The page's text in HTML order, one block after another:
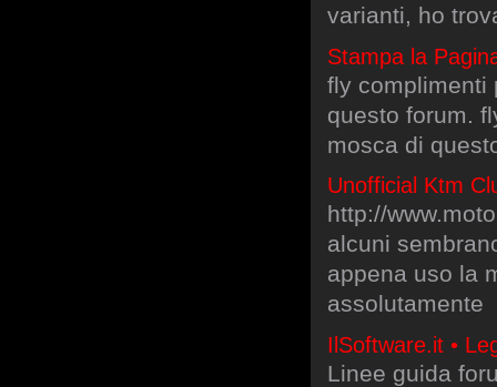
varianti, ho
Stampa la
fly complimenti
questo forum.
mosca di
Unofficial Ktm
http://
alcuni
appena uso la
assolutamente
IlSoftware.it •
Linee guida